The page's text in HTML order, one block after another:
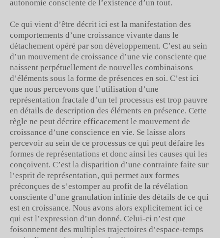
autonomie consciente de l’existence d’un tout.
Ce qui vient d’être décrit ici est la manifestation des
comportements d’une croissance vivante dans le
détachement opéré par son développement. C’est au sein
d’un mouvement de croissance d’une vie consciente que
naissent perpétuellement de nouvelles combinaisons
d’éléments sous la forme de présences en soi. C’est ici
que nous percevons que l’utilisation d’une
représentation fractale d’un tel processus est trop pauvre
en détails de description des éléments en présence. Cette
règle ne peut décrire efficacement le mouvement de
croissance d’une conscience en vie. Se laisse alors
percevoir au sein de ce processus ce qui peut défaire les
formes de représentations et donc ainsi les causes qui les
conçoivent. C’est la disparition d’une contrainte faite sur
l’esprit de représentation, qui permet aux formes
préconçues de s’estomper au profit de la révélation
consciente d’une granulation infinie des détails de ce qui
est en croissance. Nous avons alors explicitement ici ce
qui est l’expression d’un donné. Celui-ci n’est que
foisonnement des multiples trajectoires d’espace-temps